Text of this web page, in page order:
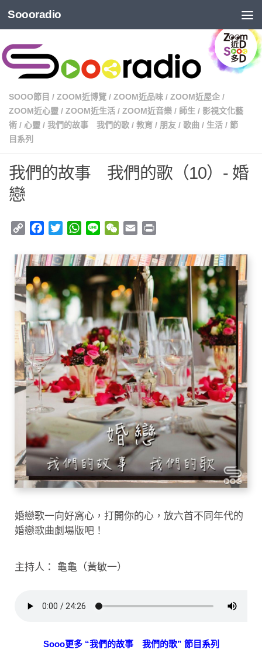
Soooradio
SOOO節目 / ZOOM近博覽 / ZOOM近品味 / ZOOM近屋企 /
ZOOM近心靈 / ZOOM近生活 / ZOOM近音樂 / 師生 / 影視文化藝
術 / 心靈 / 我們的故事 我們的歌 / 教育 / 朋友 / 歌曲 / 生活 / 節
目系列
我們的故事 我們的歌（10）- 婚
戀
Copy
Facebook
TwitterWhatsApp
Line WeChat
Email
婚戀歌一向好窩心，打開你的心，放六首不同年代的
婚戀歌曲劇場版吧！
主持人： 龜龜（黃敏一）
Sooo更多 “我們的故事 我們的歌” 節目系列